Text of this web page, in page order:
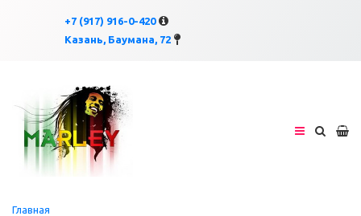
+7 (917) 916-0-420
Казань, Баумана, 72×
Главная